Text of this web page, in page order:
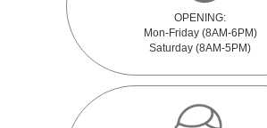
OPENING:
Mon-Friday (8AM-6PM)
Saturday (8AM-5PM)